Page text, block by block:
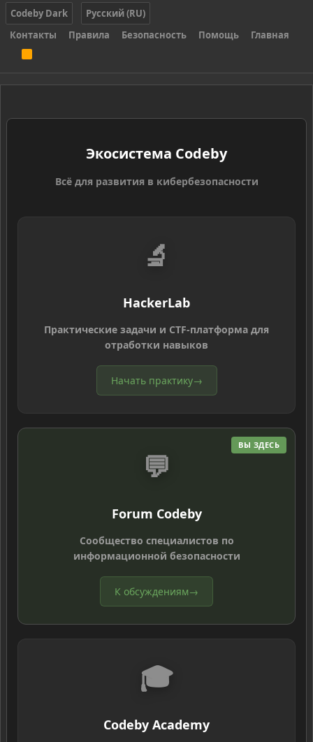
Codeby Dark
Русский (RU)
Контакты
Правила Безопасность Помощь Главная
S
Экосистема Codeby
Всё для развития в кибербезопасности
🔬
HackerLab
Практические задачи и CTF-платформа для
отработки навыков
Начать практику→
ВЫ ЗДЕСЬ
💬
Forum Codeby
Сообщество специалистов по
информационной безопасности
К обсуждениям→
🎓
Codeby Academy